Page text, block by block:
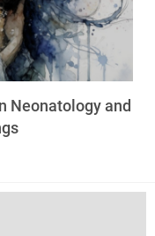
Neonatology and